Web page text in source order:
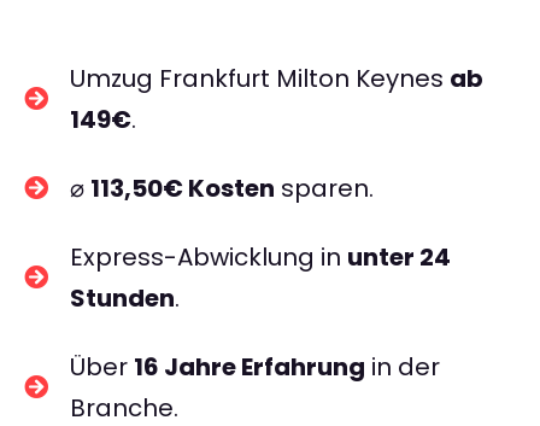
Umzug Frankfurt Milton Keynes ab
149€.
⌀ 113,50€ Kosten sparen.
Express-Abwicklung in unter 24
Stunden.
Über 16 Jahre Erfahrung in der
Branche.